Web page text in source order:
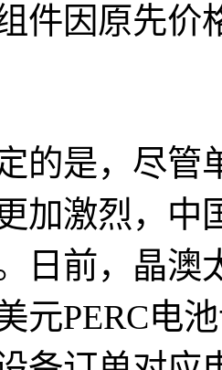
件因原先价
是，尽管
加激烈，中
日前，晶澳
元PERC电